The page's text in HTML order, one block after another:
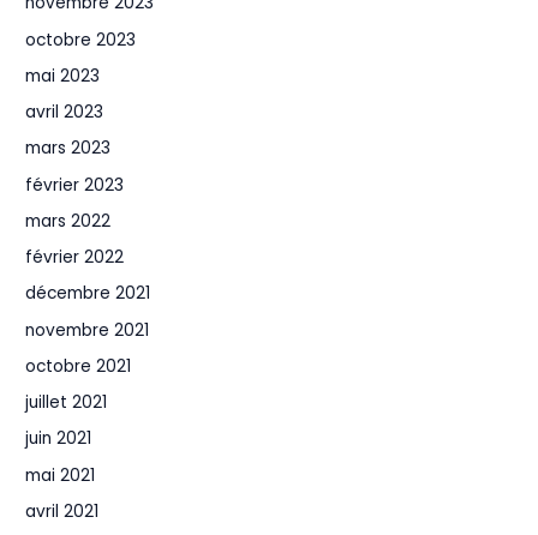
octobre 2023
mai 2023
avril 2023
mars 2023
février 2023
mars 2022
février 2022
décembre 2021
novembre 2021
octobre 2021
juillet 2021
juin 2021
mai 2021
avril 2021